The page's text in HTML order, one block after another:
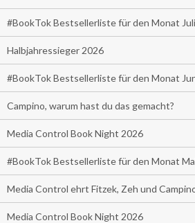
#BookTok Bestsellerliste für den Monat
Halbjahressieger 2026
#BookTok Bestsellerliste für den Monat
Campino, warum hast du das gemacht?
Media Control Book Night 2026
#BookTok Bestsellerliste für den Monat
Media Control ehrt Fitzek, Zeh und
Media Control Book Night 2026